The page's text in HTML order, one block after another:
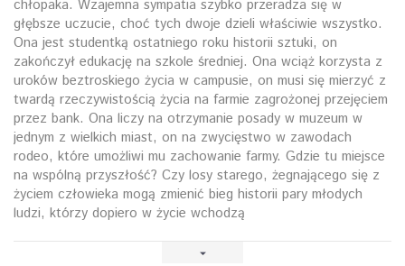
chłopaka. Wzajemna sympatia szybko przeradza się w
głębsze uczucie, choć tych dwoje dzieli właściwie wszystko.
Ona jest studentką ostatniego roku historii sztuki, on
zakończył edukację na szkole średniej. Ona wciąż korzysta z
uroków beztroskiego życia w campusie, on musi się mierzyć z
twardą rzeczywistością życia na farmie zagrożonej przejęciem
przez bank. Ona liczy na otrzymanie posady w muzeum w
jednym z wielkich miast, on na zwycięstwo w zawodach
rodeo, które umożliwi mu zachowanie farmy. Gdzie tu miejsce
na wspólną przyszłość? Czy losy starego, żegnającego się z
życiem człowieka mogą zmienić bieg historii pary młodych
ludzi, którzy dopiero w życie wchodzą